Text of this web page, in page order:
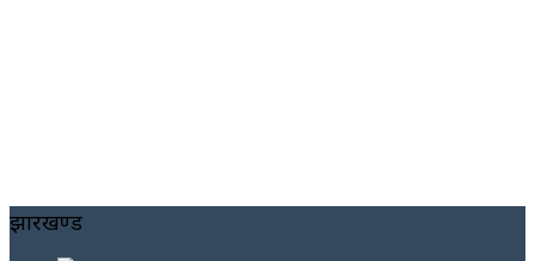
झारखण्ड